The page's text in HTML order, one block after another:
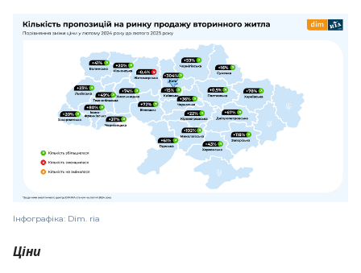
Інфографіка: Dim. ria
Ціни